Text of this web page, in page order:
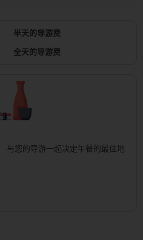
半天的导游费
全天的导游费
与您的导游一起决定午餐的最佳地